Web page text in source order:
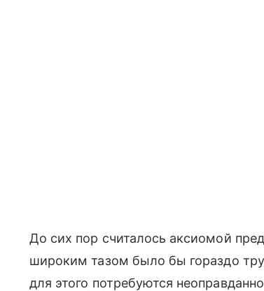
До сих пор считалось аксиомой
широким тазом было бы гораздо
для этого потребуются